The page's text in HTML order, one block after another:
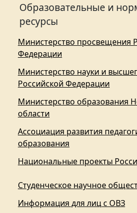
Образовательные и
ресурсы
Министерство просвещения
Федерации
Министерство науки и
Российской Федерации
Министерство образования
области
Ассоциация развития
образования
Национальные проекты
Студенческое научное
Информация для лиц с ОВЗ